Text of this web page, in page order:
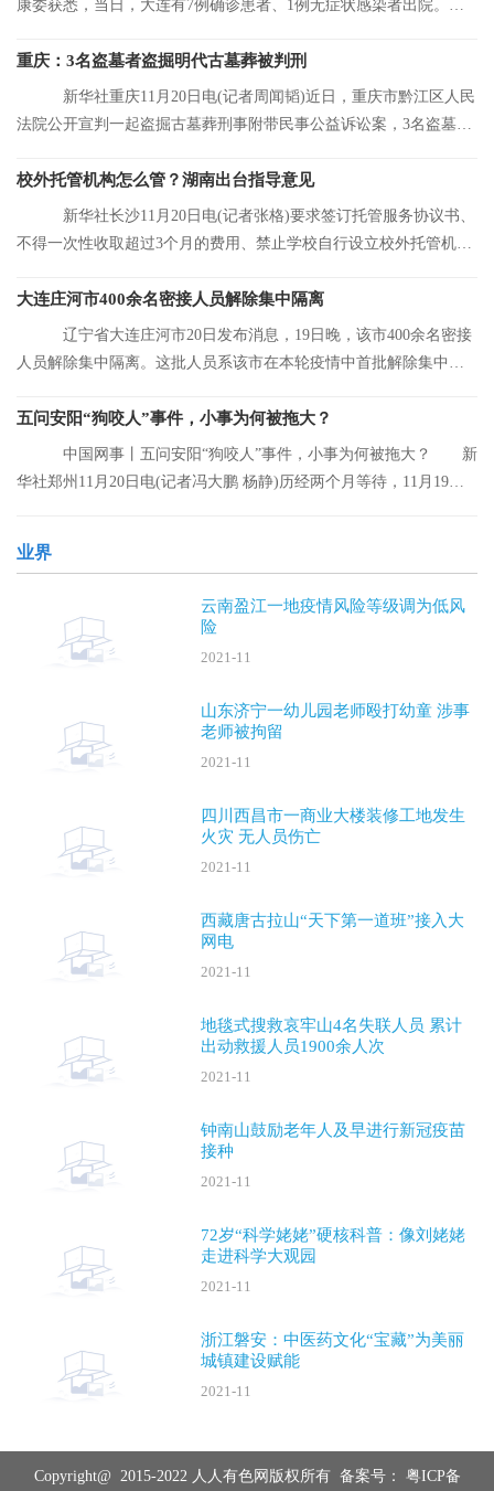
康委获悉，当日，大连有7例确诊患者、1例无症状感染者出院。目
重庆：3名盗墓者盗掘明代古墓葬被判刑
新华社重庆11月20日电(记者周闻韬)近日，重庆市黔江区人民
法院公开宣判一起盗掘古墓葬刑事附带民事公益诉讼案，3名盗墓者
校外托管机构怎么管？湖南出台指导意见
新华社长沙11月20日电(记者张格)要求签订托管服务协议书、
不得一次性收取超过3个月的费用、禁止学校自行设立校外托管机
大连庄河市400余名密接人员解除集中隔离
辽宁省大连庄河市20日发布消息，19日晚，该市400余名密接
人员解除集中隔离。这批人员系该市在本轮疫情中首批解除集中隔
五问安阳“狗咬人”事件，小事为何被拖大？
中国网事丨五问安阳“狗咬人”事件，小事为何被拖大？ 新
华社郑州11月20日电(记者冯大鹏 杨静)历经两个月等待，11月19日
业界
云南盈江一地疫情风险等级调为低风
险
2021-11
山东济宁一幼儿园老师殴打幼童 涉事
老师被拘留
2021-11
四川西昌市一商业大楼装修工地发生
火灾 无人员伤亡
2021-11
西藏唐古拉山“天下第一道班”接入大
网电
2021-11
地毯式搜救哀牢山4名失联人员 累计
出动救援人员1900余人次
2021-11
钟南山鼓励老年人及早进行新冠疫苗
接种
2021-11
72岁“科学姥姥”硬核科普：像刘姥姥
走进科学大观园
2021-11
浙江磐安：中医药文化“宝藏”为美丽
城镇建设赋能
2021-11
Copyright@ 2015-2022 人人有色网版权所有 备案号： 粤ICP备